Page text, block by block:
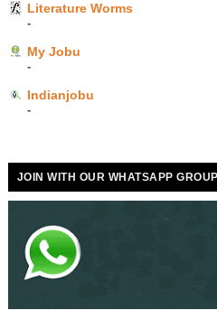
Literature Worms
-
My Jobu
-
Indianjobu
-
JOIN WITH OUR WHATSAPP GROUP